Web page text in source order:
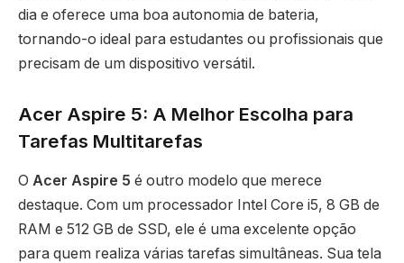
dia e oferece uma boa autonomia de bateria,
tornando-o ideal para estudantes ou profissionais que
precisam de um dispositivo versátil.
Acer Aspire 5: A Melhor Escolha para
Tarefas Multitarefas
O Acer Aspire 5 é outro modelo que merece
destaque. Com um processador Intel Core i5, 8 GB de
RAM e 512 GB de SSD, ele é uma excelente opção
para quem realiza várias tarefas simultâneas. Sua tela